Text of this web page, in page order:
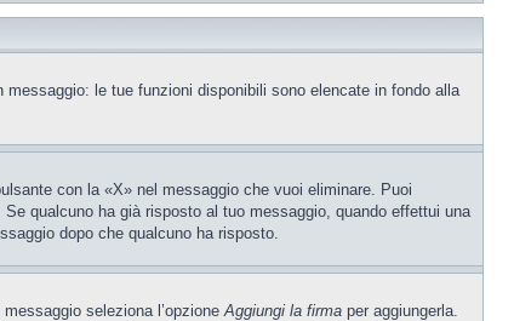
le tue funzioni disponibili sono elencate in fondo alla
con la «X» nel messaggio che vuoi eliminare. Puoi
qualcuno ha già risposto al tuo messaggio, quando effettui una
dopo che qualcuno ha risposto.
seleziona l’opzioneAggiungi la firma per aggiungerla.